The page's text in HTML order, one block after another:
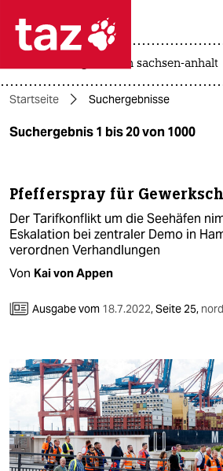
 taz zahl ich
taz zahl ich
themen
öko
gesellschaft
kultur
sport
berlin
nord
wahrheit
verlag
landtagswahl in sachsen-anhalt
Startseite Suchergebnisse
Suchergebnis 1 bis 20 von 1000
Pfefferspray für
Der Tarifkonflikt um die Seehäfen
Eskalation bei zentraler Demo in
verordnen Verhandlungen
Von Kai von Appen
Ausgabe vom 18.7.2022,Seite 25, nord